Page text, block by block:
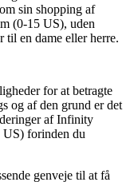
sin shopping af
(0-15 US), uden
til en dame eller herre.
for at betragte
og af den grund er det
af Infinity
US) forinden du
genveje til at få